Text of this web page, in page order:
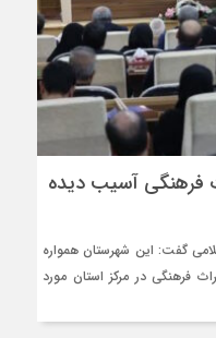
فرهنگی آسیب دیده
گفت: این شهرستان همواره
فرهنگی در مرکز استان مورد